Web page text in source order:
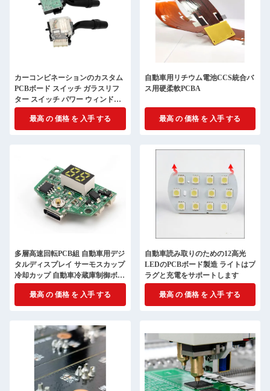
カーコンビネーションのカスタム
PCBボード スイッチ ガラスリフ
ター スイッチ パワー ウィンドウ
キー 左 フロント メインドライブ
ボタン組
最高 の 価格 を 入手 する
自動車用リチウム電池CCS統合バ
ス用硬柔軟PCBA
最高 の 価格 を 入手 する
多層高速回転PCB組 自動車用デジ
タルディスプレイ サーモスカップ
冷却カップ 自動車冷蔵庫制御ボー
ド
最高 の 価格 を 入手 する
自動車読み取りのための12高光
LEDのPCBボード製造 ライトはプ
ラグと充電をサポートします
最高 の 価格 を 入手 する